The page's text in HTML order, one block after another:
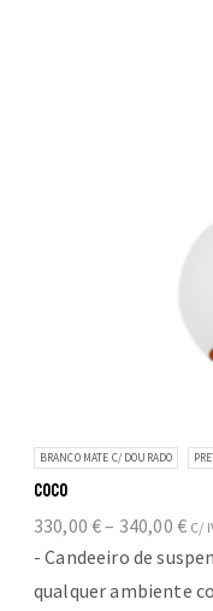
BRANCO MATE C/ DOURADO
COCO
330,00€– 340,00 € C/
- Candeeiro de
qualquer ambiente